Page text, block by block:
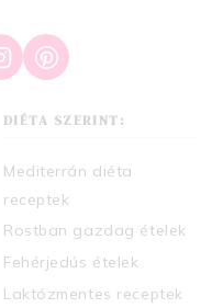
DIÉTA SZERINT:
Mediterrán diéta
receptek
Rostban gazdag ételek
Fehérjedús ételek
Laktózmentes receptek